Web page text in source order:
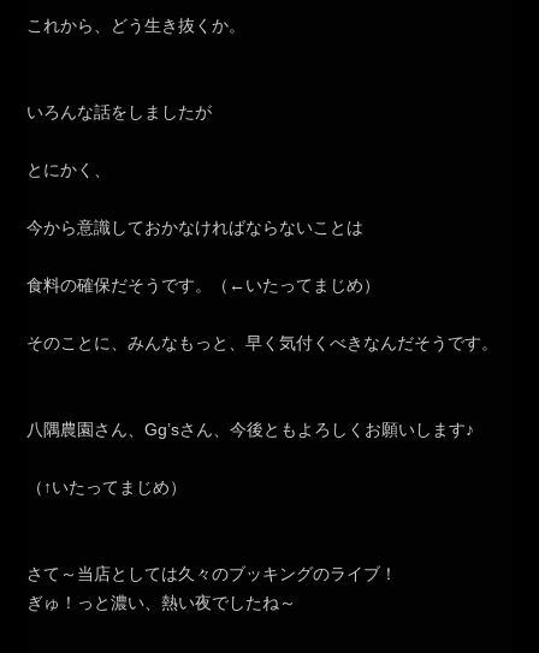
これから、どう生き抜くか。
いろんな話をしましたが
とにかく、
今から意識しておかなければならないことは
食料の確保だそうです。（←いたってまじめ）
そのことに、みんなもっと、早く気付くべきなんだそうです。
八隅農園さん、Gg’sさん、今後ともよろしくお願いします♪
（↑いたってまじめ）
さて～当店としては久々のブッキングのライブ！
ぎゅ！っと濃い、熱い夜でしたね～